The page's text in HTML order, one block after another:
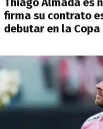
firma su contrato
debutar en la